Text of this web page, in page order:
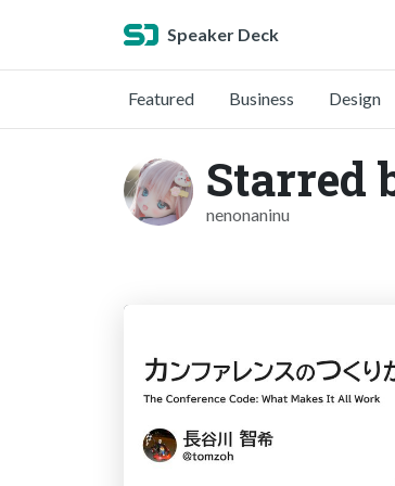
Speaker Deck
Featured Business Design
Starred
nenonaninu